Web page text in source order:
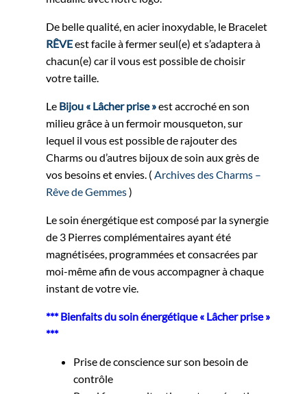
De belle qualité, en acier inoxydable, le Bracelet
RÊVEest facile à fermer seul(e) et s’adaptera à
chacun(e) car il vous est possible de choisir
votre taille.
Le Bijou « Lâcher prise »est accroché en son
milieu grâce à un fermoir mousqueton, sur
lequel il vous est possible de rajouter des
Charms ou d’autres bijoux de soin aux grès de
vos besoins et envies. (Archives des Charms –
Rêve de Gemmes)
Le soin énergétique est composé par la synergie
de 3 Pierres complémentaires ayant été
magnétisées, programmées et consacrées par
moi-même afin de vous accompagner à chaque
instant de votre vie.
*** Bienfaits du soin énergétique « Lâcher prise »
***
Prise de conscience sur son besoin de
contrôle